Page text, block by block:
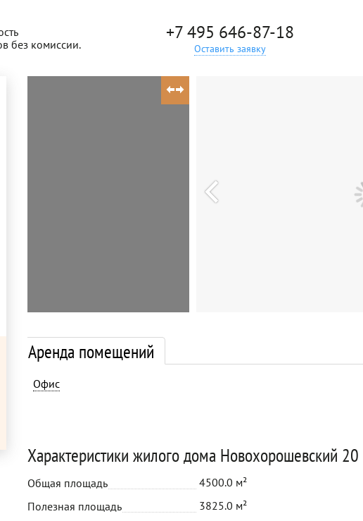
без комиссии.
+7 495 646-87-18
Оставить заявку
Аренда помещений
Офис
Характеристики жилого дома Новохорошевский 20
Общая площадь
4500.0 м²
Полезная площадь
3825.0 м²